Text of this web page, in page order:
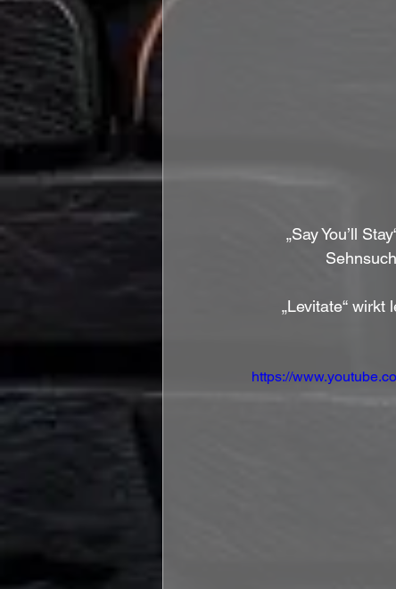
„Say You’ll
„Levitate“ wirkt
https://